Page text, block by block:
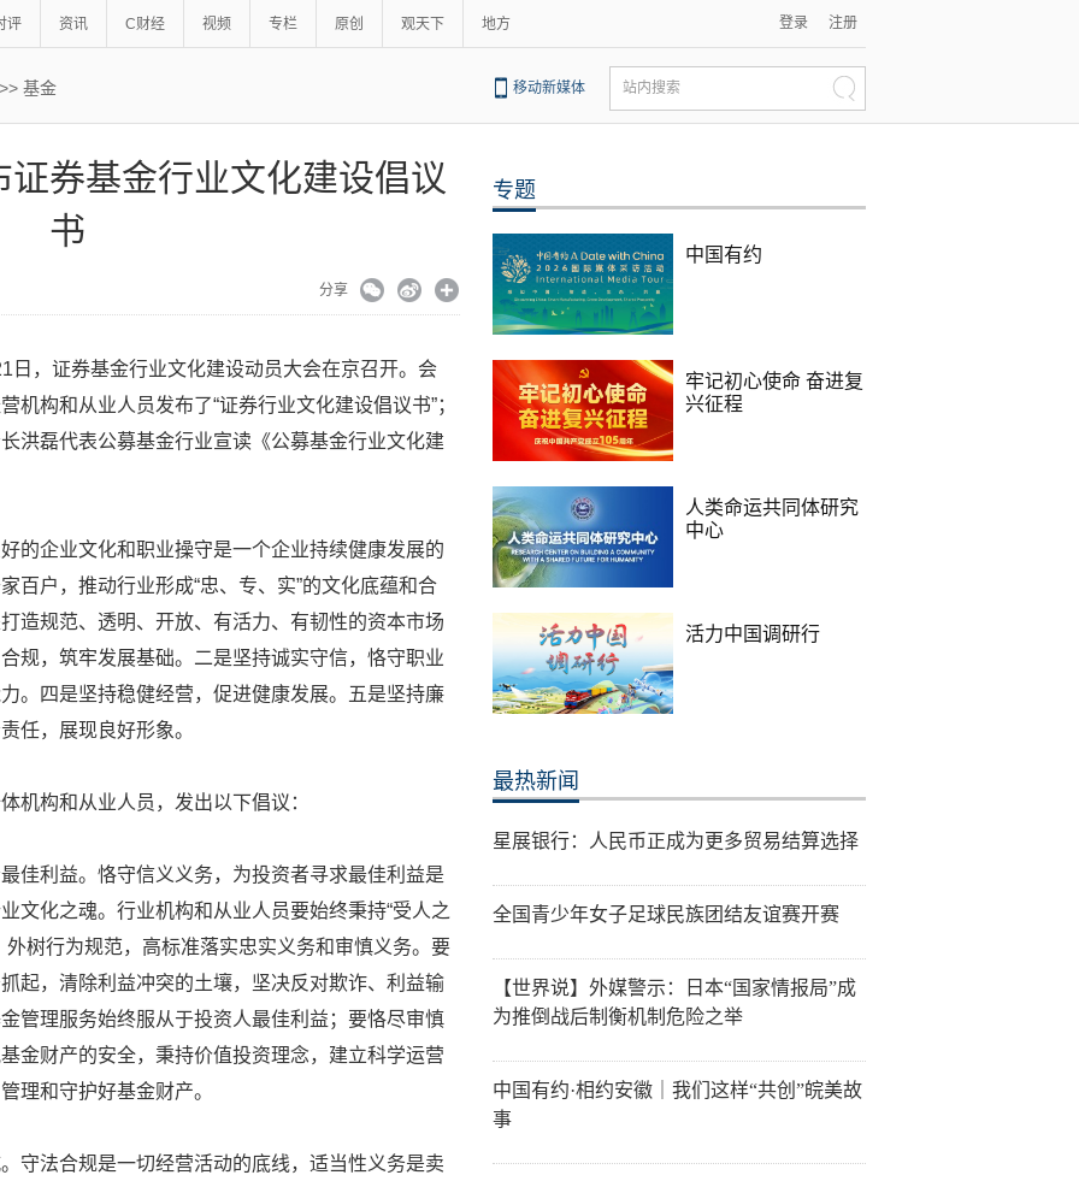
评 资讯 C财经 视频 专栏 原创 观天下 地方 登录 注册
基金 移动新媒体 站内搜索
券基金行业文化建设倡议
书
分享
日，证券基金行业文化建设动员大会在京召开。会
机构和从业人员发布了“证券行业文化建设倡议书”；
洪磊代表公募基金行业宣读《公募基金行业文化建
的企业文化和职业操守是一个企业持续健康发展的
百户，推动行业形成“忠、专、实”的文化底蕴和合
造规范、透明、开放、有活力、有韧性的资本市场
规，筑牢发展基础。二是坚持诚实守信，恪守职业
。四是坚持稳健经营，促进健康发展。五是坚持廉
任，展现良好形象。
机构和从业人员，发出以下倡议：
佳利益。恪守信义义务，为投资者寻求最佳利益是
文化之魂。行业机构和从业人员要始终秉持“受人之
树行为规范，高标准落实忠实义务和审慎义务。要
起，清除利益冲突的土壤，坚决反对欺诈、利益输
管理服务始终服从于投资人最佳利益；要恪尽审慎
金财产的安全，秉持价值投资理念，建立科学运营
理和守护好基金财产。
守法合规是一切经营活动的底线，适当性义务是卖
专题
中国有约
牢记初心使命 奋进复
兴征程
人类命运共同体研究
中心
活力中国调研行
最热新闻
星展银行：人民币正成为更多贸易结算选择
全国青少年女子足球民族团结友谊赛开赛
【世界说】外媒警示：日本“国家情报局”成
为推倒战后制衡机制危险之举
中国有约·相约安徽｜我们这样“共创”皖美故
事